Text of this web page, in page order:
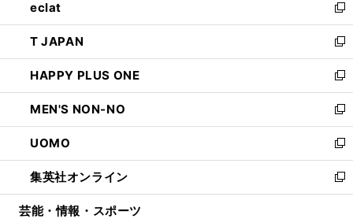
く
で
開
く
ド
ウ
で
開
く
ィ
ン
ド
ウ
で
開
く
い
ウ
ィ
ン
ド
ウ
で
開
く
eclat
新
し
い
ウ
ィ
ン
ド
ウ
で
開
く
T JAPAN
新
し
い
ウ
ィ
ン
ド
ウ
で
開
HAPPY PLUS ONE
新
し
い
ウ
ィ
ン
ド
ウ
MEN'S NON-NO
新
し
い
ウ
ィ
ン
UOMO
新
し
い
ウ
集英社オンライン
新
し
芸能・情報・スポーツ